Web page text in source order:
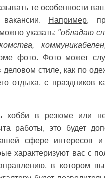
те особенности
вакансии.
Например,
указать: "обладаю
фото. Фото может
стиле, как по
отдыха, с праздников
хобби в резюме или
работы, это будет
сфере интересов и
характеризуют вас с
в котором вы